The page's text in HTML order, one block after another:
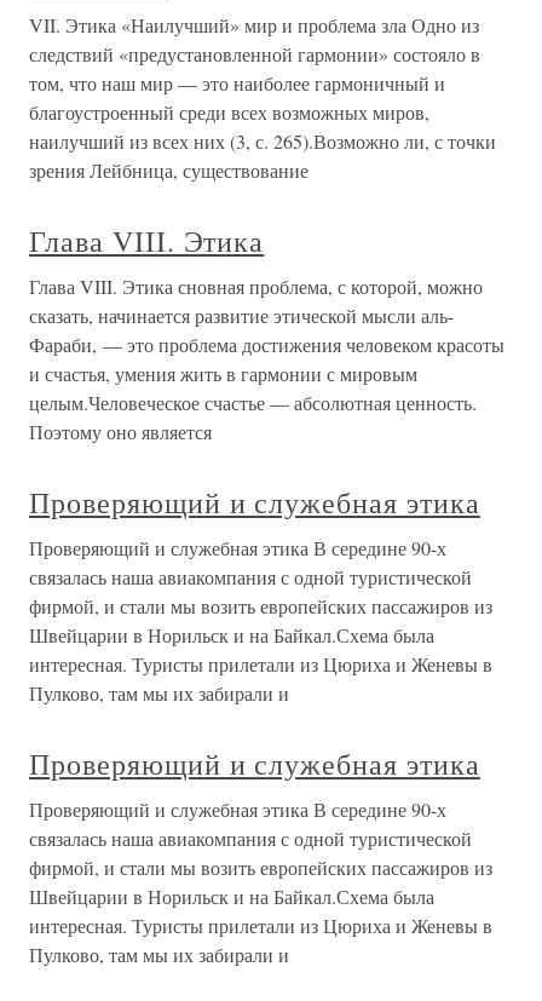
VII. Этика «Наилучший» мир и проблема зла Одно из
следствий «предустановленной гармонии» состояло в
том, что наш мир — это наиболее гармоничный и
благоустроенный среди всех возможных миров,
наилучший из всех них (3, с. 265).Возможно ли, с точки
зрения Лейбница, существование
Глава VIII. Этика
Глава VIII. Этика сновная проблема, с которой, можно
сказать, начинается развитие этической мысли аль-
Фараби, — это проблема достижения человеком красоты
и счастья, умения жить в гармонии с мировым
целым.Человеческое счастье — абсолютная ценность.
Поэтому оно является
Проверяющий и служебная этика
Проверяющий и служебная этика В середине 90-х
связалась наша авиакомпания с одной туристической
фирмой, и стали мы возить европейских пассажиров из
Швейцарии в Норильск и на Байкал.Схема была
интересная. Туристы прилетали из Цюриха и Женевы в
Пулково, там мы их забирали и
Проверяющий и служебная этика
Проверяющий и служебная этика В середине 90-х
связалась наша авиакомпания с одной туристической
фирмой, и стали мы возить европейских пассажиров из
Швейцарии в Норильск и на Байкал.Схема была
интересная. Туристы прилетали из Цюриха и Женевы в
Пулково, там мы их забирали и